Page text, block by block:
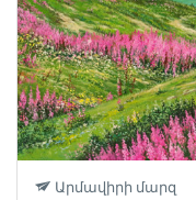
Արմավիրի մարզ